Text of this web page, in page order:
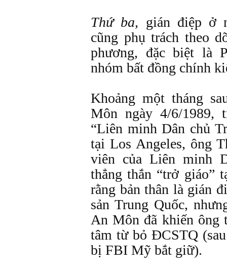
Thứ ba, gián điệp ở
cũng phụ trách theo
phương, đặc biệt là
nhóm bất đồng chính
Khoảng một tháng
Môn ngày 4/6/1989,
“Liên minh Dân chủ
tại Los Angeles, ông
viên của Liên minh
thẳng thắn “trở giáo”
rằng bản thân là gián
sản Trung Quốc,
An Môn đã khiến ông
tâm từ bỏ ĐCSTQ
bị FBI Mỹ bắt giữ).